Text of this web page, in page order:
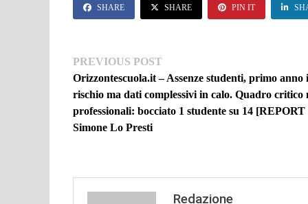
SHARE SHARE PIN IT
Navigazione
articoli
PREVIOUS POSTPrevious
post:
Orizzontescuola.it – Assenze studenti, primo anno
rischio ma dati complessivi in calo. Quadro critico
professionali: bocciato 1 studente su 14
Simone Lo Presti
Redazione